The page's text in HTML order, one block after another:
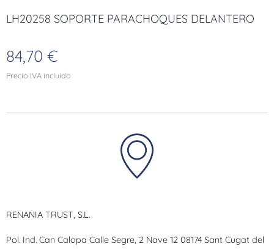
LH20258 SOPORTE PARACHOQUES DELANTERO
84,70 €
Precio IVA incluido
RENANIA TRUST, S.L.
Pol. Ind. Can Calopa Calle Segre, 2 Nave 12 08174 Sant Cugat del